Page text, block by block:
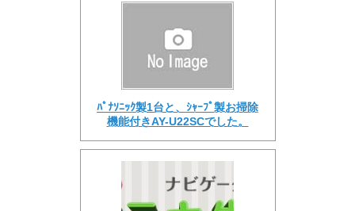
ﾊﾟﾅｿﾆｯｸ製1台と、ｼｬｰﾌﾟ製お掃除
機能付きAY-U22SCでした。